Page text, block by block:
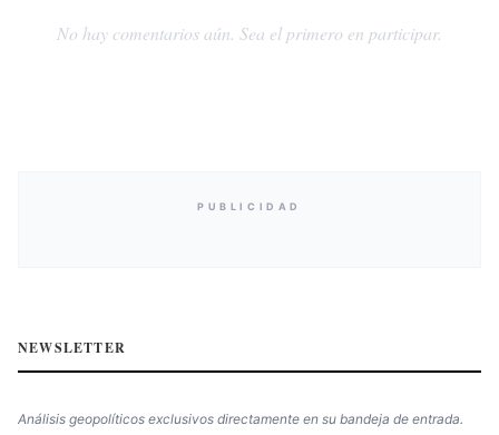
No hay comentarios aún. Sea el primero en participar.
PUBLICIDAD
NEWSLETTER
Análisis geopolíticos exclusivos directamente en su bandeja de entrada.